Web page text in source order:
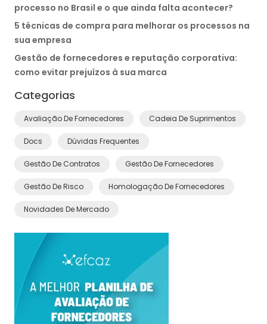
processo no Brasil e o que ainda falta acontecer?
5 técnicas de compra para melhorar os processos na
sua empresa
Gestão de fornecedores e reputação corporativa:
como evitar prejuízos à sua marca
Categorias
Avaliação De Fornecedores Cadeia De Suprimentos
Docs Dúvidas Frequentes
Gestão De Contratos Gestão De Fornecedores
Gestão De Risco Homologação De Fornecedores
Novidades De Mercado